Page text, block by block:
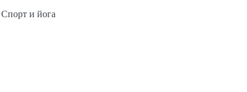
Спорт и йога